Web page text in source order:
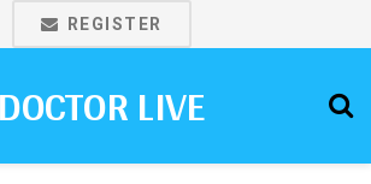
REGISTER
DOCTOR LIVE